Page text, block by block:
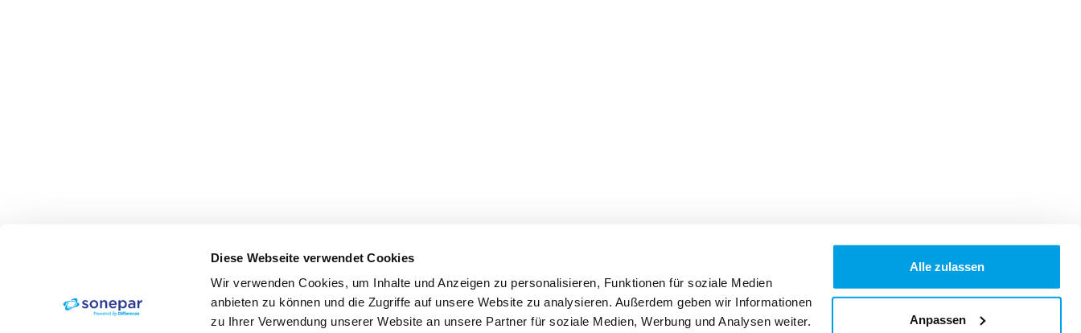
Diese Webseite verwendet Cookies
Wir verwenden Cookies, um Inhalte und Anzeigen zu personalisieren, Funktionen für soziale Medien
anbieten zu können und die Zugriffe auf unsere Website zu analysieren. Außerdem geben wir Informationen
zu Ihrer Verwendung unserer Website an unsere Partner für soziale Medien, Werbung und Analysen weiter.
Alle zulassen
Anpassen